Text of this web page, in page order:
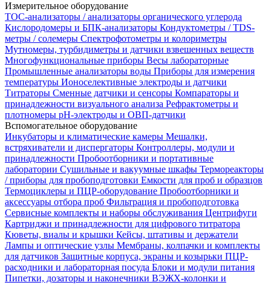
Измерительное оборудование
TOC-анализаторы / анализаторы органического углерода
Кислородомеры и БПК-анализаторы Кондуктометры / TDS-
метры / солемеры Спектрофотометры и колориметры
Мутномеры, турбидиметры и датчики взвешенных веществ
Многофункциональные приборы Весы лабораторные
Промышленные анализаторы воды Приборы для измерения
температуры Ионоселективные электроды и датчики
Титраторы Сменные датчики и сенсоры Компараторы и
принадлежности визуального анализа Рефрактометры и
плотномеры pH-электроды и ОВП-датчики
Вспомогательное оборудование
Инкубаторы и климатические камеры Мешалки,
встряхиватели и диспергаторы Контроллеры, модули и
принадлежности Пробоотборники и портативные
лаборатории Сушильные и вакуумные шкафы Термореакторы
/ приборы для пробоподготовки Емкости для проб и образцов
Термоциклеры и ПЦР-оборудование Пробоотборники и
аксессуары отбора проб Фильтрация и пробоподготовка
Сервисные комплекты и наборы обслуживания Центрифуги
Картриджи и принадлежности для цифрового титратора
Кюветы, виалы и крышки Кейсы, штативы и держатели
Лампы и оптические узлы Мембраны, колпачки и комплекты
для датчиков Защитные корпуса, экраны и козырьки ПЦР-
расходники и лабораторная посуда Блоки и модули питания
Пипетки, дозаторы и наконечники ВЭЖХ-колонки и